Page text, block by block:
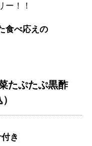
ー！！
食べ応えの
たぷたぷ黒酢
き